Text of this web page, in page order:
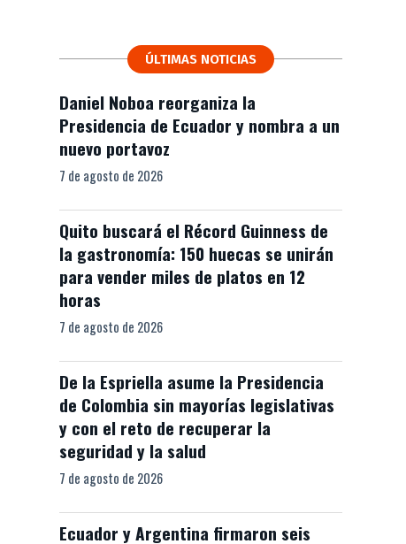
ÚLTIMAS NOTICIAS
Daniel Noboa reorganiza la
Presidencia de Ecuador y nombra a un
nuevo portavoz
7 de agosto de 2026
Quito buscará el Récord Guinness de
la gastronomía: 150 huecas se unirán
para vender miles de platos en 12
horas
7 de agosto de 2026
De la Espriella asume la Presidencia
de Colombia sin mayorías legislativas
y con el reto de recuperar la
seguridad y la salud
7 de agosto de 2026
Ecuador y Argentina firmaron seis